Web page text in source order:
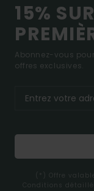
15%
Abonnez-vous
offres exclusives.
(*) Offre
Conditions